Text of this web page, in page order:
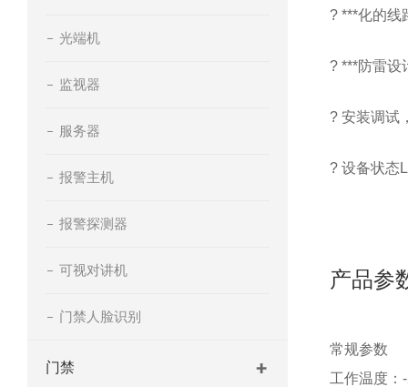
光端机
监视器
服务器
报警主机
报警探测器
可视对讲机
门禁人脸识别
门禁
? ***化的线
? ***防雷设
? 安装调试
? 设备状态
产品参
常规参数
工作温度